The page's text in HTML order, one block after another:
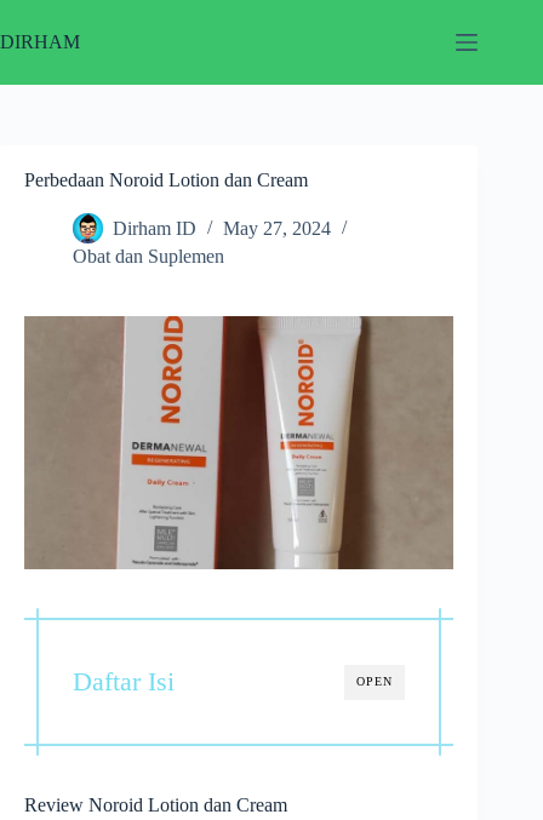
to
content
DIRHAM
Perbedaan Noroid Lotion dan Cream
Dirham ID
May 27, 2024
Obat dan Suplemen
OPEN
Daftar Isi
Review Noroid Lotion dan Cream